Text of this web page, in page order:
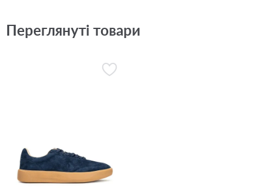
Переглянуті товари